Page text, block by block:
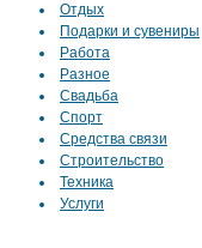
Отдых
Подарки и сувениры
Работа
Разное
Свадьба
Спорт
Средства связи
Строительство
Техника
Услуги